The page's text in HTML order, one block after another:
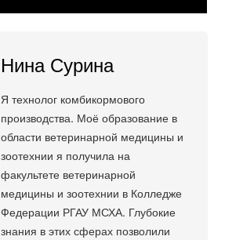
Нина Сурина
Я технолог комбикормового
производства. Моё образование в
области ветеринарной медицины и
зоотехнии я получила на
факультете ветеринарной
медицины и зоотехнии в Колледже
Федерации РГАУ МСХА. Глубокие
знания в этих сферах позволили